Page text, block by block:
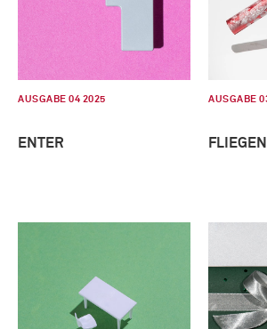
AUSGABE 04 2025
ENTER
AUSGABE